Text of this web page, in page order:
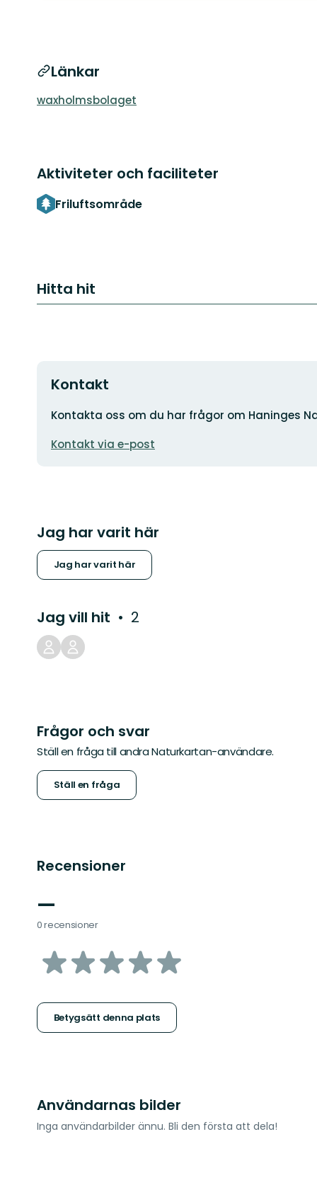
Länkar
waxholmsbolaget
Aktiviteter och faciliteter
Friluftsområde
Hitta hit
Kontakt
Adress
Kontakta oss om du har frågor om Haninges
postadress
Kontakt via e-post
Jag har varit här
Jag har varit här
Jag vill hit 2
Frågor och svar
Ställ en fråga till andra Naturkartan-användare.
Ställ en fråga
Recensioner
—
0 recensioner
av
stjärnor
Betygsätt denna plats
Användarnas bilder
Inga användarbilder ännu. Bli den första att dela!